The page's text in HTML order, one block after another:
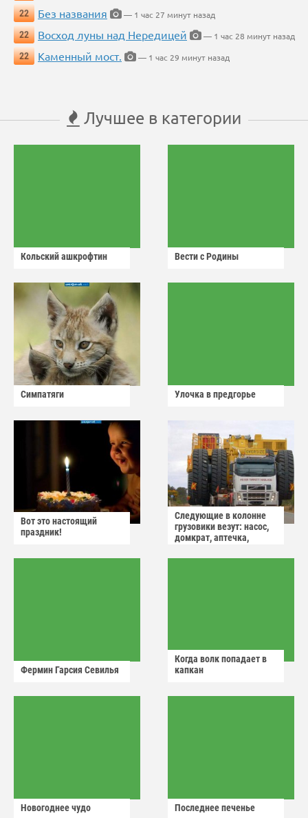
22
Без названия
— 1 час 27 минут назад
22
Восход луны над Нередицей
— 1 час 28 минут назад
22
Каменный мост. — 1 час 29 минут назад
Лучшее в категории
Кольский ашкрофтин Вести с Родины
Симпатяги Улочка в предгорье
Вот это настоящий
праздник!
Следующие в колонне
грузовики везут: насос,
домкрат, аптечка,
Фермин Гарсия Севилья
Когда волк попадает в
капкан
Новогоднее чудо Последнее печенье